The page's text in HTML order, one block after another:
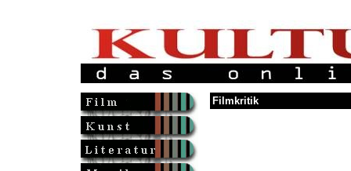
Filmkritik